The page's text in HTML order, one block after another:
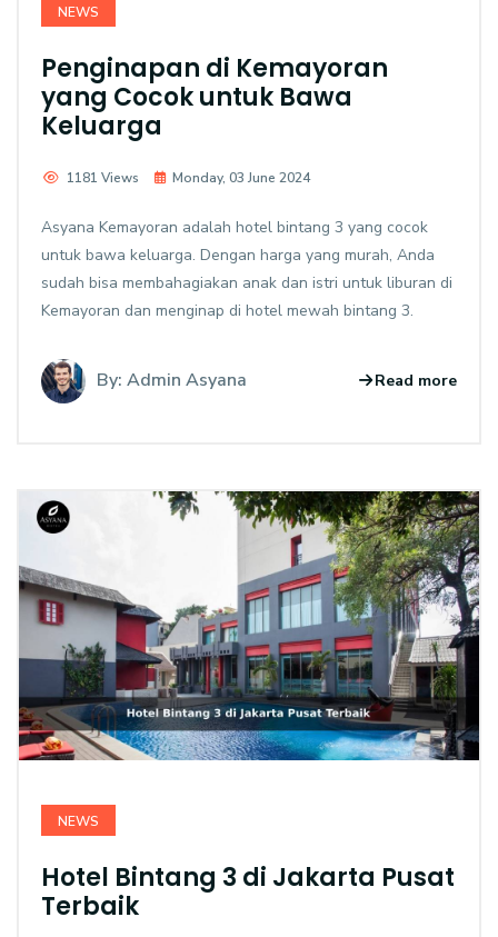
NEWS
Penginapan di Kemayoran
yang Cocok untuk Bawa
Keluarga
1181 Views Monday, 03 June 2024
Asyana Kemayoran adalah hotel bintang 3 yang cocok
untuk bawa keluarga. Dengan harga yang murah, Anda
sudah bisa membahagiakan anak dan istri untuk liburan di
Kemayoran dan menginap di hotel mewah bintang 3.
By: Admin Asyana Read more
NEWS
Hotel Bintang 3 di Jakarta Pusat
Terbaik